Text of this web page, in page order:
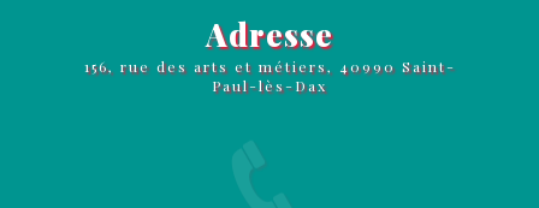
Adresse
156, rue des arts et métiers, 40990 Saint-
Paul-lès-Dax